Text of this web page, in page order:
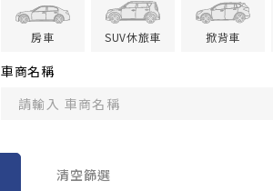
房車 SUV休旅車 掀背車
車商名稱
清空篩選